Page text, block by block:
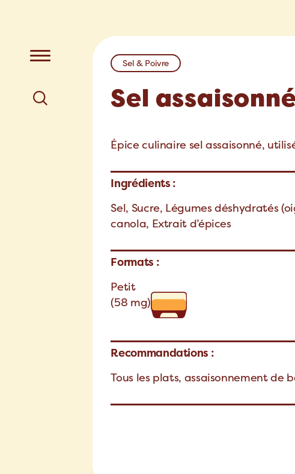
Sel & Poivre
Sel
Épice culinaire sel assaisonné,
Ingrédients :
Sel, Sucre, Légumes déshydratés
canola, Extrait d’épices
Formats :
Petit
(58 mg)
Recommandations :
Tous les plats, assaisonnement de